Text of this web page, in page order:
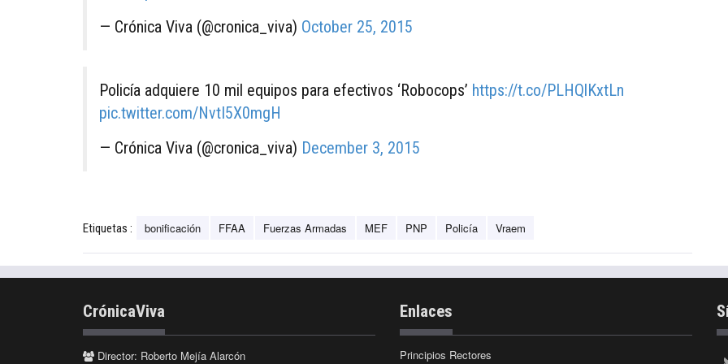
— Crónica Viva (@cronica_viva) October 25, 2015
Policía adquiere 10 mil equipos para efectivos ‘Robocops’ https://t.co/PLHQlKxtLn
pic.twitter.com/NvtI5X0mgH
— Crónica Viva (@cronica_viva) December 3, 2015
Etiquetas : bonificación FFAA Fuerzas Armadas MEF PNP Policía Vraem
CrónicaViva
Director: Roberto Mejía Alarcón
Enlaces
Principios Rectores